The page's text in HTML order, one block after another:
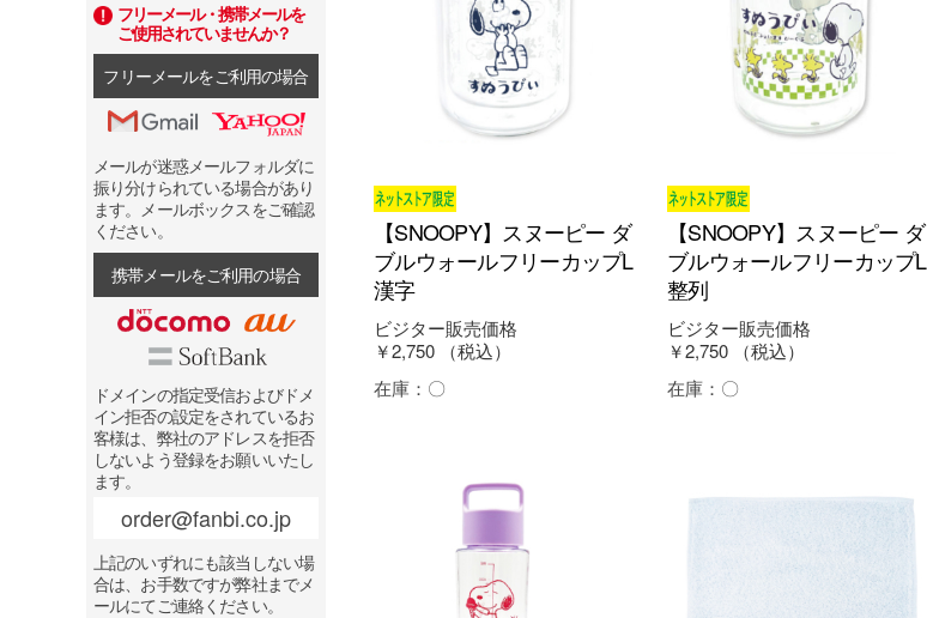
フリーメール・携帯メールを
ご使用されていませんか？
フリーメールをご利用の場合
メールが迷惑メールフォルダに
振り分けられている場合があり
ます。メールボックスをご確認
ください。
携帯メールをご利用の場合
ドメインの指定受信およびドメ
イン拒否の設定をされているお
客様は、弊社のアドレスを拒否
しないよう登録をお願いいたし
ます。
order@fanbi.co.jp
上記のいずれにも該当しない場
合は、お手数ですが弊社までメ
ールにてご連絡ください。
【SNOOPY】スヌーピー ダ
ブルウォールフリーカップL
漢字
ビジター販売価格
￥2,750
（税込）
在庫： 〇
【SNOOPY】スヌーピー ダ
ブルウォールフリーカップL
整列
ビジター販売価格
￥2,750
（税込）
在庫： 〇